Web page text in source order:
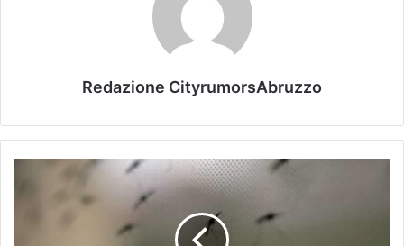
Redazione CityrumorsAbruzzo